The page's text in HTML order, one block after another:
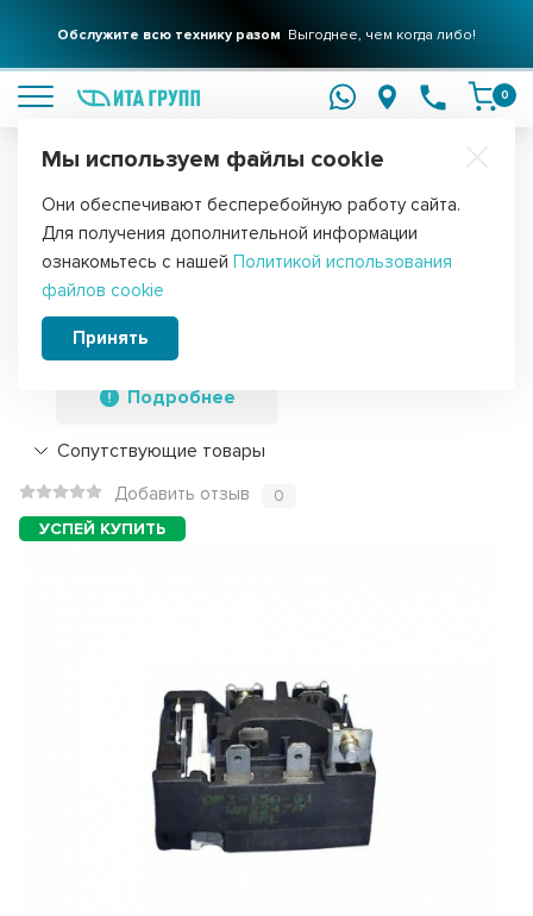
Обслужите всю технику разом Выгоднее, чем когда либо!
0
Главная Запчасти для холодильников Реле для холодильников
Пусковое реле компрессора для
холодильника универсальное, QP3-
15A-G1, X2033
Подробнее
Сопутствующие товары
Добавить отзыв 0
Мы используем файлы cookie
Они обеспечивают бесперебойную работу сайта.
Для получения дополнительной информации
ознакомьтесь с нашей Политикой использования
файлов cookie
Принять